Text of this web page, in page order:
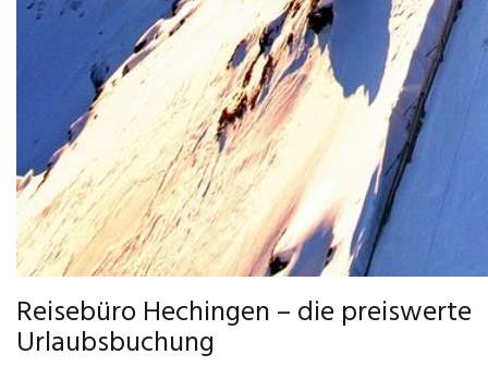
Reisebüro Hechingen – die preiswerte
Urlaubsbuchung